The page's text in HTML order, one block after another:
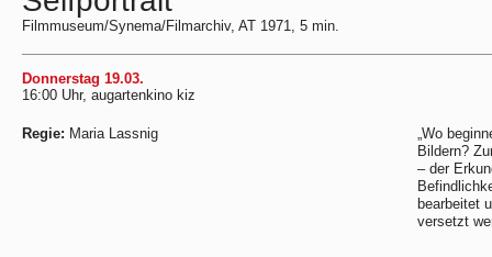
Filmmuseum/Synema/Filmarchiv, AT 1971, 5 min.
Donnerstag 19.03.
16:00 Uhr, augartenkino kiz
Regie: Maria Lassnig
„Wo
Bildern?
– der
bearbeitet
versetzt